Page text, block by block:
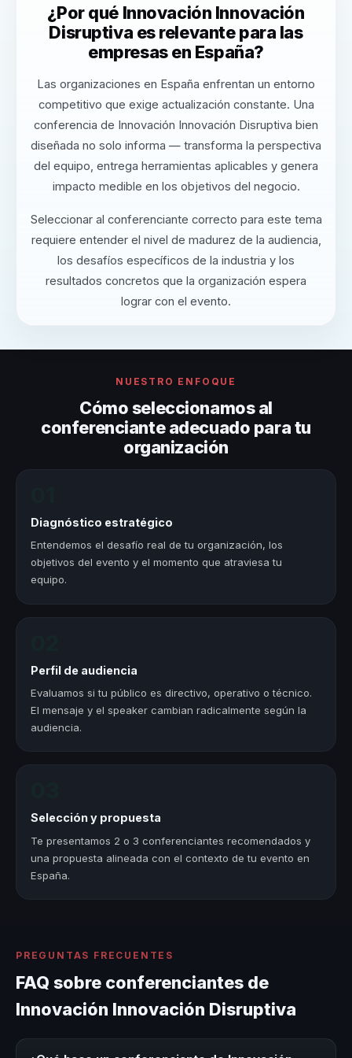
¿Por qué Innovación Innovación
Disruptiva es relevante para las
empresas en España?
Las organizaciones en España enfrentan un entorno
competitivo que exige actualización constante. Una
conferencia de Innovación Innovación Disruptiva bien
diseñada no solo informa — transforma la perspectiva
del equipo, entrega herramientas aplicables y genera
impacto medible en los objetivos del negocio.
Seleccionar al conferenciante correcto para este tema
requiere entender el nivel de madurez de la audiencia,
los desafíos específicos de la industria y los
resultados concretos que la organización espera
lograr con el evento.
NUESTRO ENFOQUE
Cómo seleccionamos al
conferenciante adecuado para tu
organización
Diagnóstico estratégico
Entendemos el desafío real de tu organización, los
objetivos del evento y el momento que atraviesa tu
equipo.
Perfil de audiencia
Evaluamos si tu público es directivo, operativo o técnico.
El mensaje y el speaker cambian radicalmente según la
audiencia.
Selección y propuesta
Te presentamos 2 o 3 conferenciantes recomendados y
una propuesta alineada con el contexto de tu evento en
España.
PREGUNTAS FRECUENTES
FAQ sobre conferenciantes de
Innovación Innovación Disruptiva